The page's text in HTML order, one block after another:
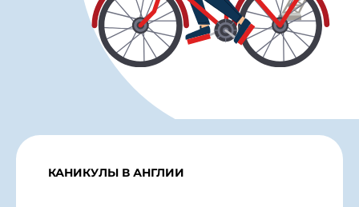
КАНИКУЛЫ В АНГЛИИ